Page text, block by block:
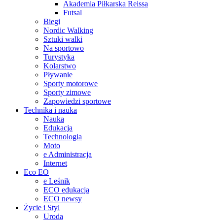
Akademia Piłkarska Reissa
Futsal
Biegi
Nordic Walking
Sztuki walki
Na sportowo
Turystyka
Kolarstwo
Pływanie
Sporty motorowe
Sporty zimowe
Zapowiedzi sportowe
Technika i nauka
Nauka
Edukacja
Technologia
Moto
e Administracja
Internet
Eco EO
e Leśnik
ECO edukacja
ECO newsy
Życie i Styl
Uroda